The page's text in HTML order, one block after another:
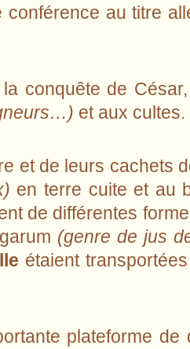
conférence au titre
la conquête de
et aux cultes.
et de leurs cachets
en terre cuite et au
de différentes
(genre de jus
étaient
plateforme